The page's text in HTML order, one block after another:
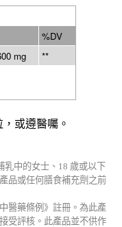
%DV
mg
**
或遵醫囑。
乳中的女士、 18 歲或以下
品或任何膳食補充劑之前
醫藥條例》註冊。為此產
受評核。此產品並不供作